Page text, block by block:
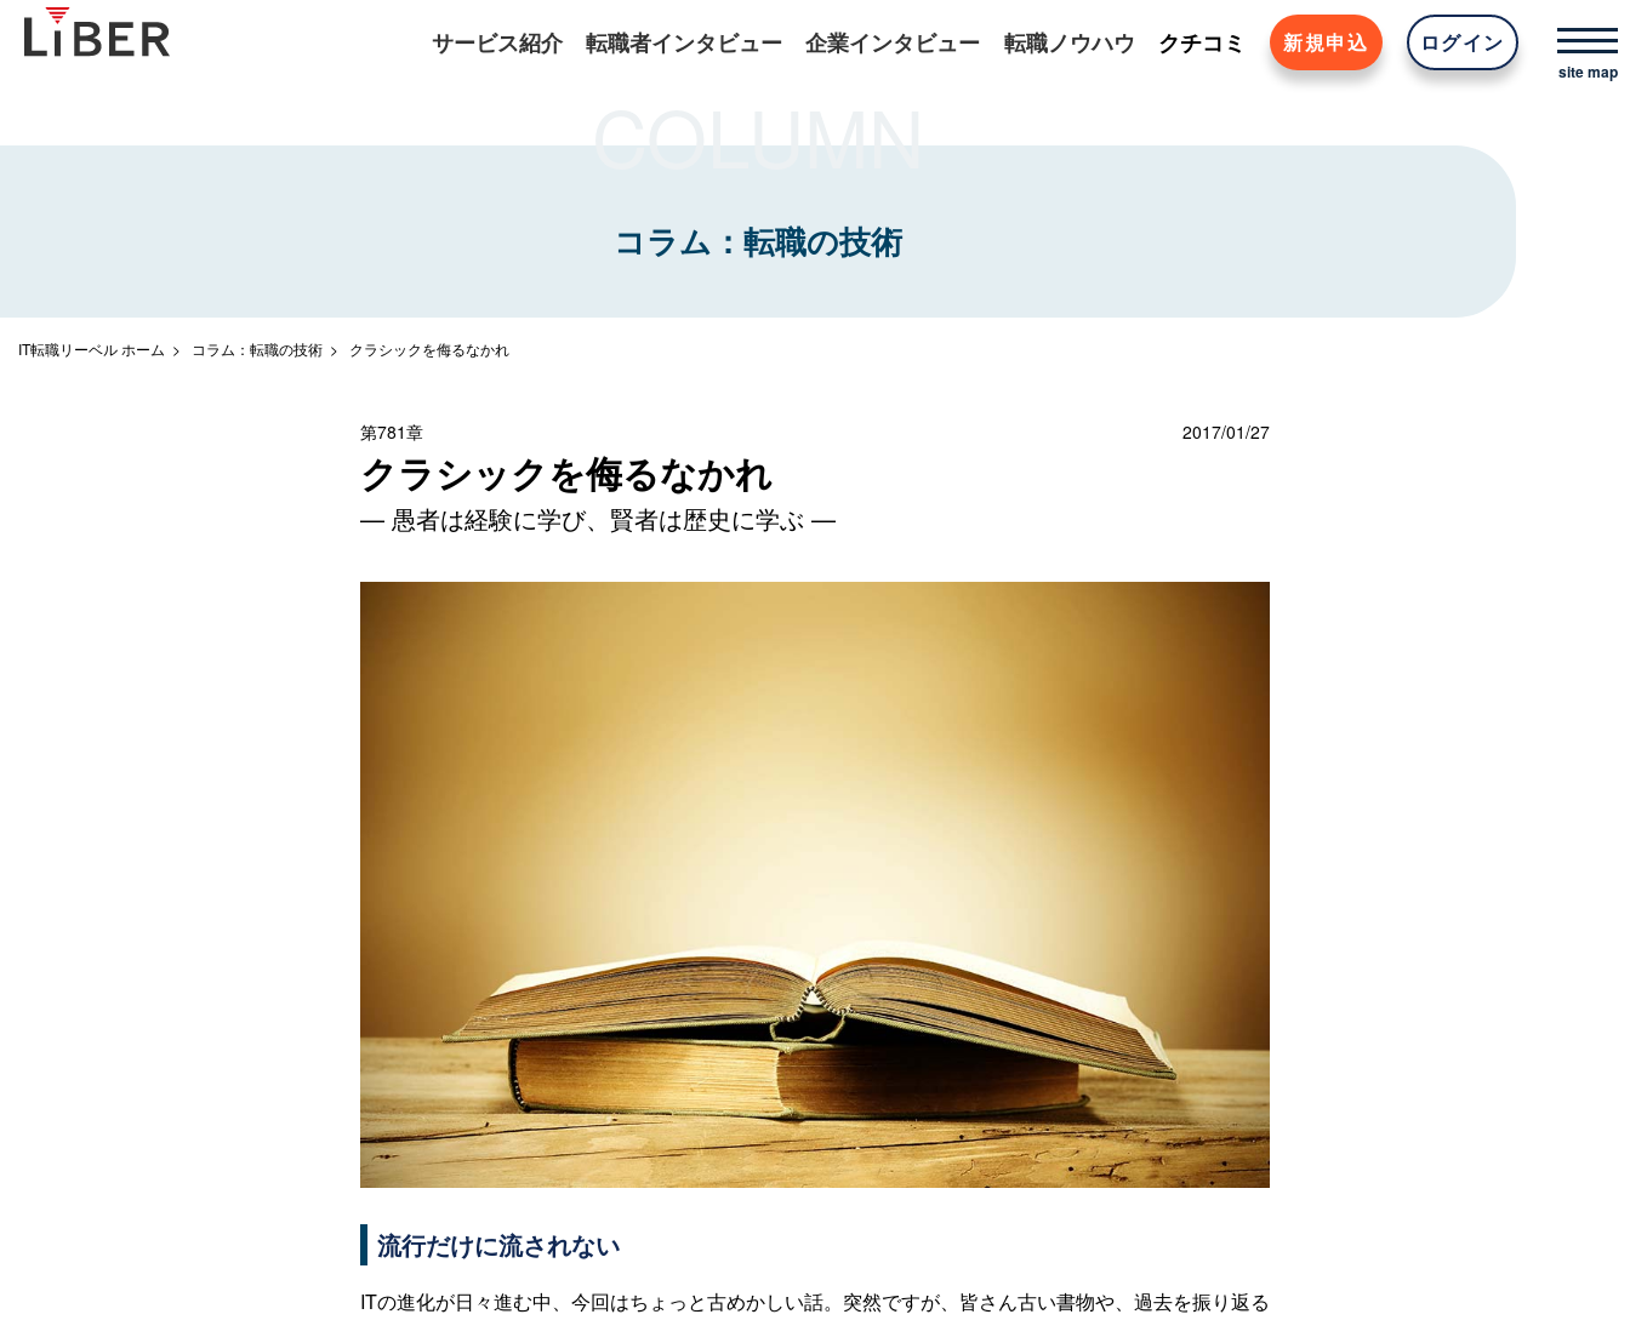
サービス紹介 転職者インタビュー 企業インタビュー 転職ノウハウ クチコミ 新規申込 ログイン
COLUMN
コラム：転職の技術
IT転職リーベル ホーム コラム：転職の技術 クラシックを侮るなかれ
第781章 2017/01/27
クラシックを侮るなかれ
— 愚者は経験に学び、賢者は歴史に学ぶ —
流行だけに流されない
ITの進化が日々進む中、今回はちょっと古めかしい話。突然ですが、皆さん古い書物や、過去を振り返る